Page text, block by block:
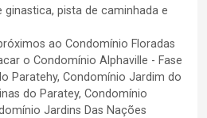
ginastica, pista de caminhada e
ao Condomínio Floradas
o Condomínio Alphaville - Fase
Paratehy, Condomínio Jardim do
do Paratey, Condomínio
Jardins Das Nações